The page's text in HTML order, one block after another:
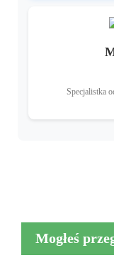
Specjalistka
Mogłeś